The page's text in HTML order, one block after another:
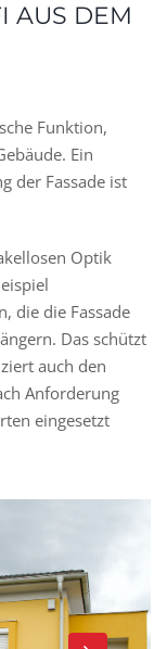
AUS DEM
Funktion,
Ein
der Fassade ist
Optik
die die Fassade
Das schützt
auch den
Anforderung
eingesetzt